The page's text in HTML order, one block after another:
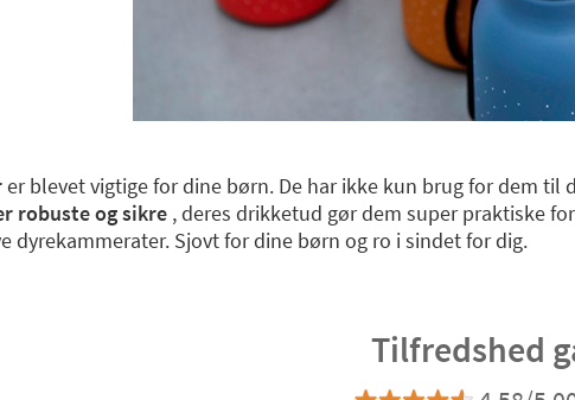
er blevet vigtige for dine børn. De har ikke kun brug for dem
robuste og sikre , deres drikketud gør dem super praktiske
dyrekammerater. Sjovt for dine børn og ro i sindet for dig.
Tilfredshed